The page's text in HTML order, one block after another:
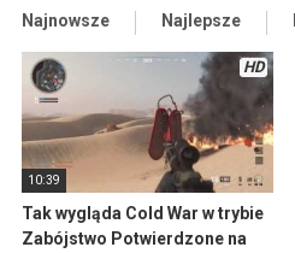
Najnowsze Najlepsze
HD
10:39
Tak wygląda Cold War w trybie
Zabójstwo Potwierdzone na